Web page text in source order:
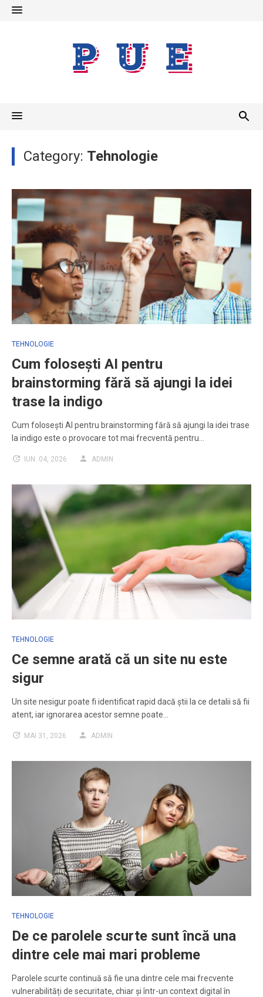
Skip
Category: Tehnologie
TEHNOLOGIE
Cum folosești AI pentru
brainstorming fără să ajungi la idei
trase la indigo
Cum folosești AI pentru brainstorming fără să ajungi la idei trase
la indigo este o provocare tot mai frecventă pentru…
IUN. 04, 2026 ADMIN
TEHNOLOGIE
Ce semne arată că un site nu este
sigur
Un site nesigur poate fi identificat rapid dacă știi la ce detalii să fii
atent, iar ignorarea acestor semne poate…
MAI 31, 2026 ADMIN
TEHNOLOGIE
De ce parolele scurte sunt încă una
dintre cele mai mari probleme
Parolele scurte continuă să fie una dintre cele mai frecvente
vulnerabilități de securitate, chiar și într-un context digital în